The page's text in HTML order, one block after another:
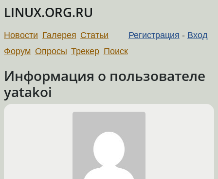
LINUX.ORG.RU
Регистрация - Вход
Новости Галерея Статьи
Форум Опросы Трекер Поиск
Информация о пользователе
yatakoi